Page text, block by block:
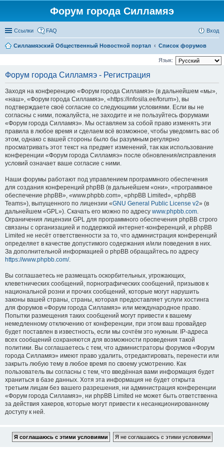
Форум города Силламяэ
Ссылки FAQ Вход
Силламяэский Общественный Новостной портал Список форумов
Язык:
Форум города Силламяэ - Регистрация
Заходя на конференцию «Форум города Силламяэ» (в дальнейшем «мы»,
«наш», «Форум города Силламяэ», «https://infosila.ee/forum»), вы
подтверждаете своё согласие со следующими условиями. Если вы не
согласны с ними, пожалуйста, не заходите и не пользуйтесь форумами
«Форум города Силламяэ». Мы оставляем за собой право изменять эти
правила в любое время и сделаем всё возможное, чтобы уведомить вас об
этом, однако с вашей стороны было бы разумным регулярно
просматривать этот текст на предмет изменений, так как использование
конференции «Форум города Силламяэ» после обновления/исправления
условий означает ваше согласие с ними.
Наши форумы работают под управлением программного обеспечения
для создания конференций phpBB (в дальнейшем «они», «программное
обеспечение phpBB», «www.phpbb.com», «phpBB Limited», «phpBB
Teams»), выпущенного по лицензии «GNU General Public License v2» (в
дальнейшем «GPL»). Скачать его можно по адресу www.phpbb.com.
Ограничения лицензии GPL для программного обеспечения phpBB строго
связаны с организацией и поддержкой интернет-конференций, и phpBB
Limited не несёт ответственности за то, что администрация конференций
определяет в качестве допустимого содержания и/или поведения в них.
За дополнительной информацией о phpBB обращайтесь по адресу
https://www.phpbb.com/.
Вы соглашаетесь не размещать оскорбительных, угрожающих,
клеветнических сообщений, порнографических сообщений, призывов к
национальной розни и прочих сообщений, которые могут нарушить
законы вашей страны, страны, которая предоставляет услуги хостинга
для форумов «Форум города Силламяэ» или международное право.
Попытки размещения таких сообщений могут привести к вашему
немедленному отключению от конференции, при этом ваш провайдер
будет поставлен в известность, если мы сочтём это нужным. IP-адреса
всех сообщений сохраняются для возможности проведения такой
политики. Вы соглашаетесь с тем, что администраторы форумов «Форум
города Силламяэ» имеют право удалить, отредактировать, перенести или
закрыть любую тему в любое время по своему усмотрению. Как
пользователь вы согласны с тем, что введённая вами информация будет
храниться в базе данных. Хотя эта информация не будет открыта
третьим лицам без вашего разрешения, ни администрация конференции
«Форум города Силламяэ», ни phpBB Limited не может быть ответственна
за действия хакеров, которые могут привести к несанкционированному
доступу к ней.